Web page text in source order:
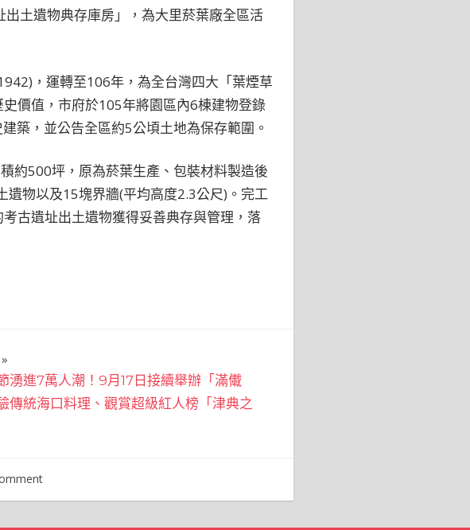
土遺物典存庫房」，為大里菸葉廠全區活
，運轉至106年，為全台灣四大「葉煙草
價值，市府於105年將園區內6棟建物登錄
築，並公告全區約5公頃土地為保存範圍。
約500坪，原為菸葉生產、包裝材料製造後
物以及15塊界牆(平均高度2.3公尺)。完工
古遺址出土遺物獲得妥善典存與管理，落
湧進7萬人潮！9月17日接續舉辦「滿儎
傳統海口料理、觀賞超級紅人榜「津典之